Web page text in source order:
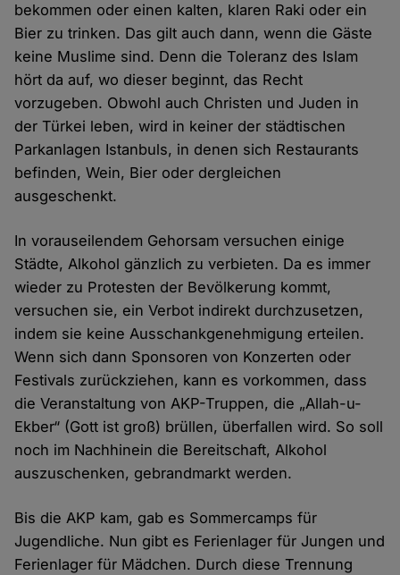
bekommen oder einen kalten, klaren Raki oder ein
Bier zu trinken. Das gilt auch dann, wenn die Gäste
keine Muslime sind. Denn die Toleranz des Islam
hört da auf, wo dieser beginnt, das Recht
vorzugeben. Obwohl auch Christen und Juden in
der Türkei leben, wird in keiner der städtischen
Parkanlagen Istanbuls, in denen sich Restaurants
befinden, Wein, Bier oder dergleichen
ausgeschenkt.
In vorauseilendem Gehorsam versuchen einige
Städte, Alkohol gänzlich zu verbieten. Da es immer
wieder zu Protesten der Bevölkerung kommt,
versuchen sie, ein Verbot indirekt durchzusetzen,
indem sie keine Ausschankgenehmigung erteilen.
Wenn sich dann Sponsoren von Konzerten oder
Festivals zurückziehen, kann es vorkommen, dass
die Veranstaltung von AKP-Truppen, die „Allah-u-
Ekber“ (Gott ist groß) brüllen, überfallen wird. So soll
noch im Nachhinein die Bereitschaft, Alkohol
auszuschenken, gebrandmarkt werden.
Bis die AKP kam, gab es Sommercamps für
Jugendliche. Nun gibt es Ferienlager für Jungen und
Ferienlager für Mädchen. Durch diese Trennung